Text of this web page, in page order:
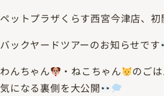
ペットプラザくらす西宮今津店、初
バックヤードツアーのお知らせです
わんちゃん
・ねこちゃん
のご
気になる裏側を大公開